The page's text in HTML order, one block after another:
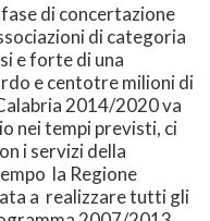
di concertazione
di categoria
e forte di una
e centotre milioni di
2014/2020 va
nei tempi previsti, ci
i servizi della
la Regione
a realizzare tutti gli